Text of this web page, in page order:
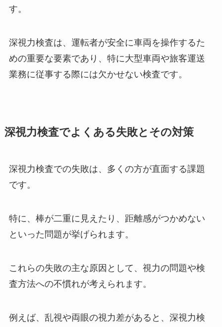
す。
深視力検査は、運転者が安全に車両を操作するた
めの重要な要素であり、特に大型車両や旅客運送
業務に従事する際には欠かせない検査です。
深視力検査でよくある失敗とその対策
深視力検査での失敗は、多くの方が直面する課題
です。
特に、棒が二重に見えたり、距離感がつかめない
といった問題が挙げられます。
これらの失敗の主な原因として、視力の問題や検
査方法への不慣れが考えられます。
例えば、乱視や両眼の視力差があると、深視力検